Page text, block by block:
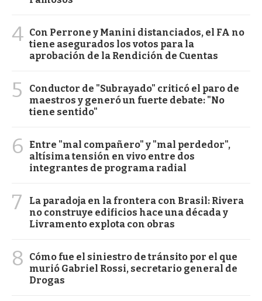
4 Con Perrone y Manini distanciados, el FA no
tiene asegurados los votos para la
aprobación de la Rendición de Cuentas
5
Conductor de "Subrayado" criticó el paro de
maestros y generó un fuerte debate: "No
tiene sentido"
6
Entre "mal compañero" y "mal perdedor",
altísima tensión en vivo entre dos
integrantes de programa radial
7
La paradoja en la frontera con Brasil: Rivera
no construye edificios hace una década y
Livramento explota con obras
8
Cómo fue el siniestro de tránsito por el que
murió Gabriel Rossi, secretario general de
Drogas